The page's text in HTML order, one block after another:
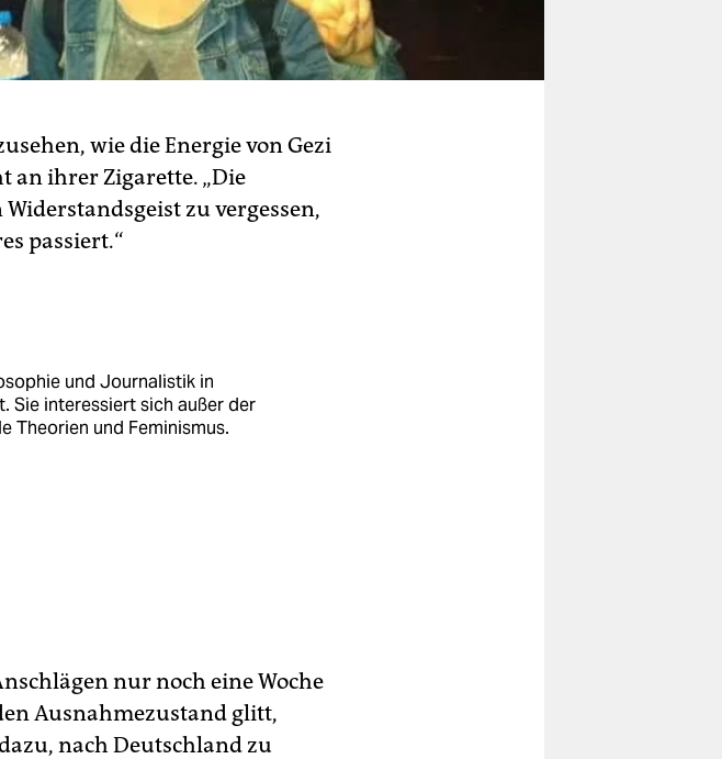
wie die Energie von Gezi
an ihrer Zigarette. „Die
zu vergessen,
passiert.“
und Journalistik in
Sie interessiert sich außer der
Theorien und Feminismus.
nur noch eine Woche
Ausnahmezustand glitt,
nach Deutschland zu